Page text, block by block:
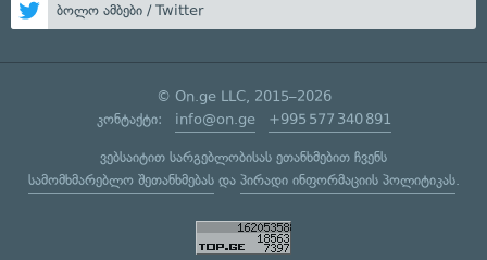
ბოლო ამბები / Twitter
© On.ge LLC, 2015–2026
კონტაქტი: info@on.ge +995 577 340 891
ვებსაიტით სარგებლობისას ეთანხმებით ჩვენს
სამომხმარებლო შეთანხმებასდა პირადი ინფორმაციის პოლიტიკას.